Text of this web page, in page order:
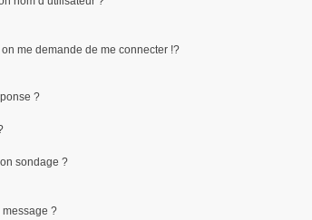
me demande de me connecter !?
?
sondage ?
?